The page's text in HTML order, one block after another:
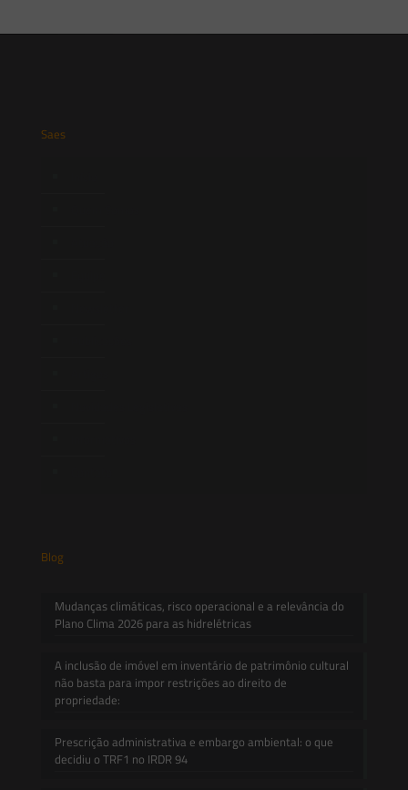
Saes
Blog
Mudanças climáticas, risco operacional e a relevância do
Plano Clima 2026 para as hidrelétricas
A inclusão de imóvel em inventário de patrimônio cultural
não basta para impor restrições ao direito de
propriedade:
Prescrição administrativa e embargo ambiental: o que
decidiu o TRF1 no IRDR 94